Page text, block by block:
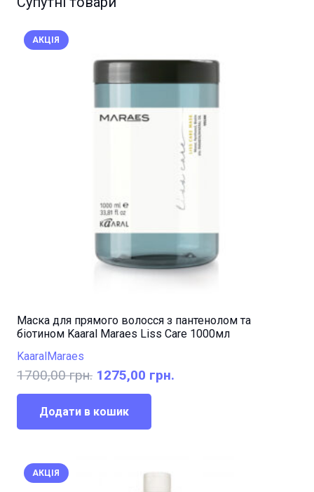
АКЦІЯ
Маска для прямого волосся з пантенолом та
біотином Kaaral Maraes Liss Care 1000мл
Kaaral Maraes
1700,00грн. Оригінальна
ціна:
1700,00 грн..
1275,00 грн.
Додати в кошик
АКЦІЯ